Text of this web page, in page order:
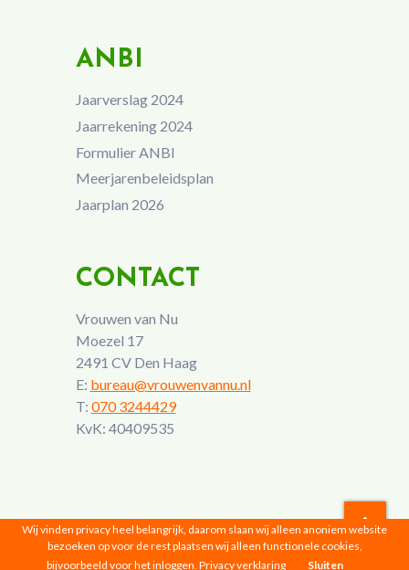
ANBI
Jaarverslag 2024
Jaarrekening 2024
Formulier ANBI
Meerjarenbeleidsplan
Jaarplan 2026
CONTACT
Vrouwen van Nu
Moezel 17
2491 CV Den Haag
E: bureau@vrouwenvannu.nl
T: 070 3244429
KvK: 40409535
Vrouwen van Nu © 2026 |Privacyverklaring
Wij vinden privacy heel belangrijk, daarom slaan wij alleen anoniem website
bezoeken op voor de rest plaatsen wij alleen functionele cookies,
bijvoorbeeld voor het inloggen. Privacy verklaring Sluiten